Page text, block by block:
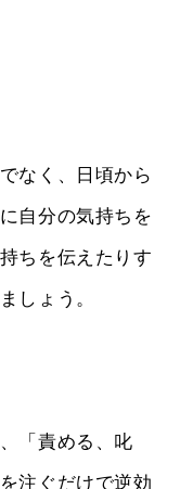
なく、日頃から
自分の気持ちを
ちを伝えたりす
しょう。
「責める、叱
注ぐだけで逆効